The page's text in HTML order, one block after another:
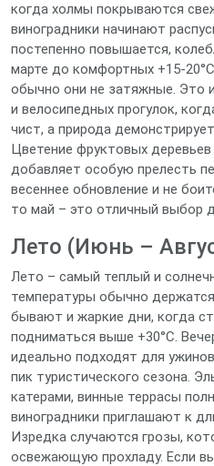
когда холмы покрываются
виноградники начинают
постепенно повышается,
марте до комфортных +15-
обычно они не затяжные. Это
и велосипедных прогулок,
чист, а природа
Цветение фруктовых
добавляет особую прелесть
весеннее обновление и не
то май – это отличный выбор
Лето (Июнь –
Лето – самый теплый и
температуры обычно
бывают и жаркие дни, когда
подниматься выше +30°C.
идеально подходят для
пик туристического сезона.
катерами, винные террасы
виноградники приглашают к
Изредка случаются грозы,
освежающую прохладу. Если